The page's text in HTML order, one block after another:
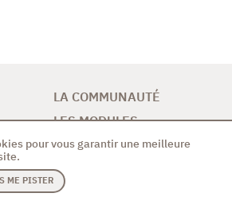
LA COMMUNAUTÉ
LES MODULES
CONTRIBUTION
NEWS & AGENDA
CONTACT
pour vous garantir une meilleure
ME PISTER